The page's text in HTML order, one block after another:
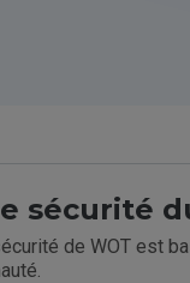
sécurité
de WOT est